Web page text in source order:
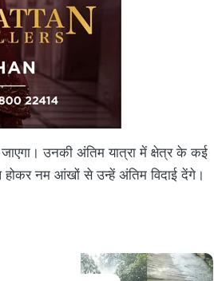
उनकी अंतिम यात्रा में क्षेत्र के कई
होकर नम आंखों से उन्हें अंतिम विदाई देंगे।